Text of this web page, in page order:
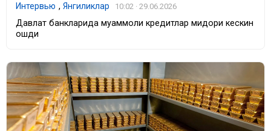
Интервью , Янгиликлар 10:02 · 29.06.2026
Давлат банкларида муаммоли кредитлар миқдори кескин
ошди